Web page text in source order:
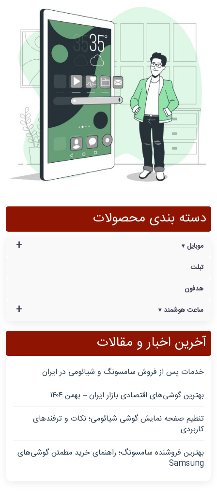
دسته بندی محصولات
+
موبایل
تبلت
هدفون
+ ساعت هوشمند
آخرین اخبار و مقالات
خدمات پس از فروش سامسونگ و شیائومی در ایران
بهترین گوشی‌های اقتصادی بازار ایران – بهمن ۱۴۰۴
تنظیم صفحه نمایش گوشی شیائومی؛ نکات و ترفندهای
کاربردی
بهترین فروشنده سامسونگ؛ راهنمای خرید مطمئن گوشی‌های
Samsung